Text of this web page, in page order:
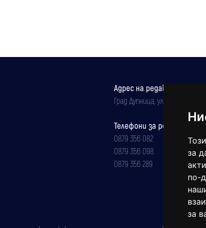
за
по-
за
Адрес на редакцията
Град Дупница, ул.''Христо
Телефони за реклама и
0879 356 082
0879 356 098
0879 356 289